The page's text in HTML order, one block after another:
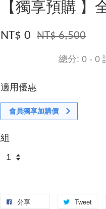
【獨享預購 】
NT$ 0 NT$ 6,500
總分: 0 - 0
適用優惠
會員獨享加購價
組
分享 Tweet